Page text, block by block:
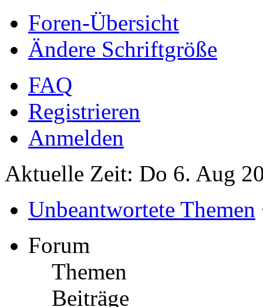
Foren-Übersicht
Ändere Schriftgröße
FAQ
Registrieren
Anmelden
Aktuelle Zeit: Do 6. Aug
Unbeantwortete Themen
Forum
Themen
Beiträge